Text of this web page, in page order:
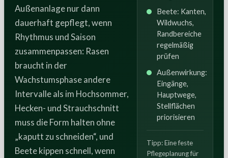
Außenanlage nur dann
dauerhaft gepflegt, wenn
Rhythmus und Saison
zusammenpassen: Rasen
braucht in der
Wachstumsphase andere
Intervalle als im Hochsommer,
Hecken- und Strauchschnitt
muss die Form halten ohne
„kaputt zu schneiden“, und
Beete kippen schnell, wenn
Beete: Kanten,
Wildwuchs,
Randbereiche
regelmäßig
prüfen
Außenwirkung:
Eingänge,
Hauptwege,
Stellflächen
priorisieren
Tipp: Eine feste
Pflegeplanung für